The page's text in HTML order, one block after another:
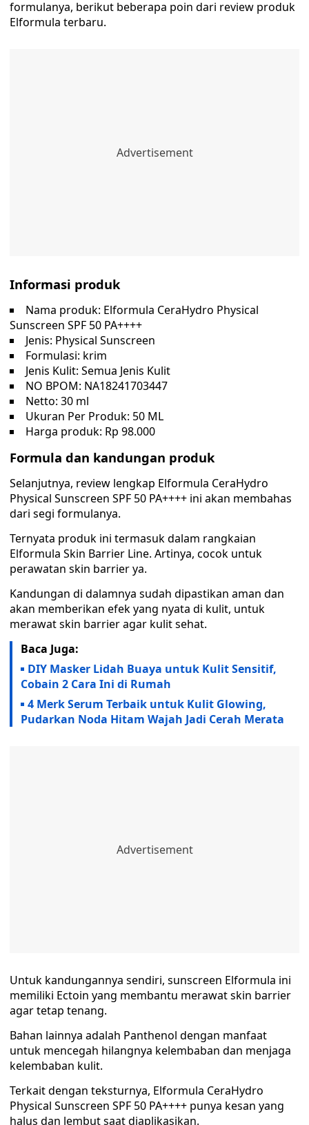
formulanya, berikut beberapa poin dari review produk
Elformula terbaru.
Informasi produk
Nama produk: Elformula CeraHydro Physical
Sunscreen SPF 50 PA++++
Jenis: Physical Sunscreen
Formulasi: krim
Jenis Kulit: Semua Jenis Kulit
NO BPOM: NA18241703447
Netto: 30 ml
Ukuran Per Produk: 50 ML
Harga produk: Rp 98.000
Formula dan kandungan produk
Selanjutnya, review lengkap Elformula CeraHydro
Physical Sunscreen SPF 50 PA++++ ini akan membahas
dari segi formulanya.
Ternyata produk ini termasuk dalam rangkaian
Elformula Skin Barrier Line. Artinya, cocok untuk
perawatan skin barrier ya.
Kandungan di dalamnya sudah dipastikan aman dan
akan memberikan efek yang nyata di kulit, untuk
merawat skin barrier agar kulit sehat.
Baca Juga:
DIY Masker Lidah Buaya untuk Kulit Sensitif,
Cobain 2 Cara Ini di Rumah
4 Merk Serum Terbaik untuk Kulit Glowing,
Pudarkan Noda Hitam Wajah Jadi Cerah Merata
Untuk kandungannya sendiri, sunscreen Elformula ini
memiliki Ectoin yang membantu merawat skin barrier
agar tetap tenang.
Bahan lainnya adalah Panthenol dengan manfaat
untuk mencegah hilangnya kelembaban dan menjaga
kelembaban kulit.
Terkait dengan teksturnya, Elformula CeraHydro
Physical Sunscreen SPF 50 PA++++ punya kesan yang
halus dan lembut saat diaplikasikan.